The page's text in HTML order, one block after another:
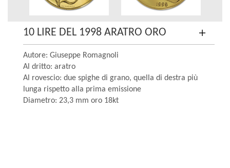
10 LIRE DEL 1998 ARATRO ORO
Autore: Giuseppe Romagnoli
Al dritto: aratro
Al rovescio: due spighe di grano, quella di destra più
lunga rispetto alla prima emissione
Diametro: 23,3 mm oro 18kt